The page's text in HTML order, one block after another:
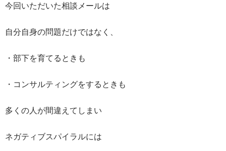
今回いただいた相談メールは
自分自身の問題だけではなく、
・部下を育てるときも
・コンサルティングをするときも
多くの人が間違えてしまい
ネガティブスパイラルには